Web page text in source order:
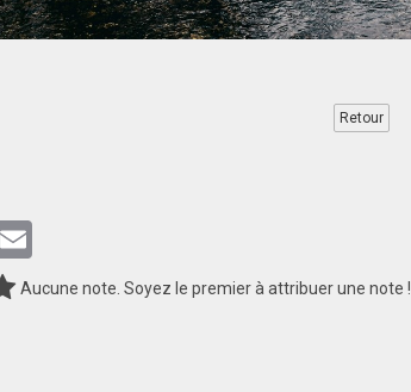
Retour
Aucune note. Soyez le premier à attribuer une note !